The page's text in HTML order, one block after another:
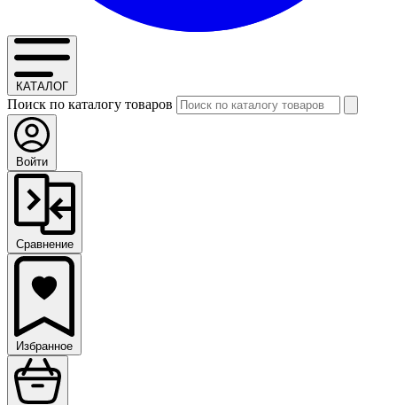
КАТАЛОГ
Поиск по каталогу товаров
Войти
Сравнение
Избранное